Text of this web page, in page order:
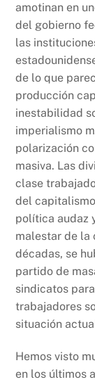
amotinan en
del gobierno
las
de lo que
producción
inestabilidad
imperialismo
polarización
masiva. Las
clase
del
política audaz
malestar de la
décadas, se
partido de
sindicatos
trabajadores
situación
Hemos visto
en los últimos